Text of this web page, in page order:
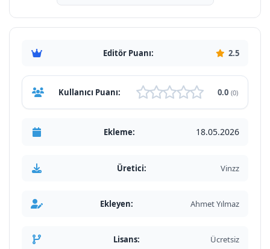
Editör Puanı: 2.5
Kullanıcı Puanı: 0.0 (0)
Ekleme: 18.05.2026
Üretici: Vinzz
Ekleyen: Ahmet Yılmaz
Lisans: Ücretsiz